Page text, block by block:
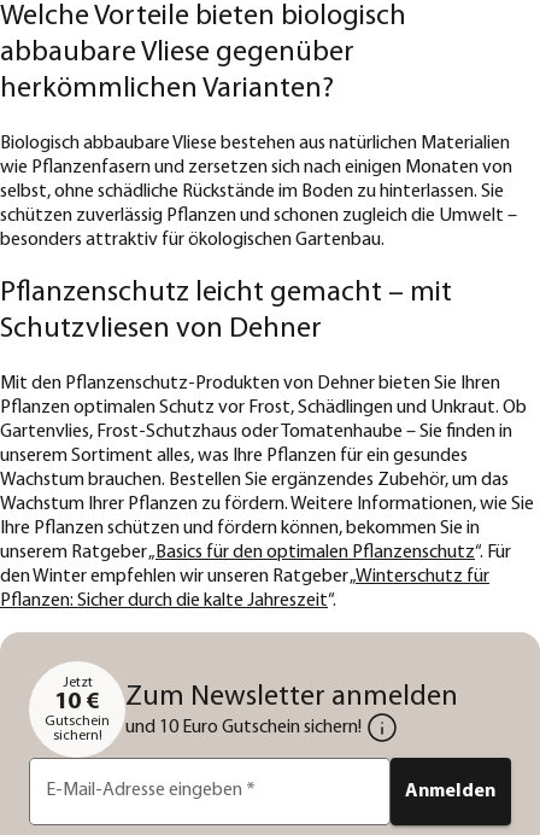
Welche Vorteile bieten biologisch
abbaubare Vliese gegenüber
herkömmlichen Varianten?
Biologisch abbaubare Vliese bestehen aus natürlichen Materialien
wie Pflanzenfasern und zersetzen sich nach einigen Monaten von
selbst, ohne schädliche Rückstände im Boden zu hinterlassen. Sie
schützen zuverlässig Pflanzen und schonen zugleich die Umwelt –
besonders attraktiv für ökologischen Gartenbau.
Pflanzenschutz leicht gemacht – mit
Schutzvliesen von Dehner
Mit den Pflanzenschutz-Produkten von Dehner bieten Sie Ihren
Pflanzen optimalen Schutz vor Frost, Schädlingen und Unkraut. Ob
Gartenvlies, Frost-Schutzhaus oder Tomatenhaube – Sie finden in
unserem Sortiment alles, was Ihre Pflanzen für ein gesundes
Wachstum brauchen. Bestellen Sie ergänzendes Zubehör, um das
Wachstum Ihrer Pflanzen zu fördern. Weitere Informationen, wie Sie
Ihre Pflanzen schützen und fördern können, bekommen Sie in
unserem Ratgeber „Basics für den optimalen Pflanzenschutz“. Für
den Winter empfehlen wir unseren Ratgeber „Winterschutz für
Pflanzen: Sicher durch die kalte Jahreszeit“.
Jetzt
10 €
Gutschein
sichern!
Zum Newsletter anmelden
und 10 Euro Gutschein sichern!
E-Mail-Adresse eingeben * Anmelden